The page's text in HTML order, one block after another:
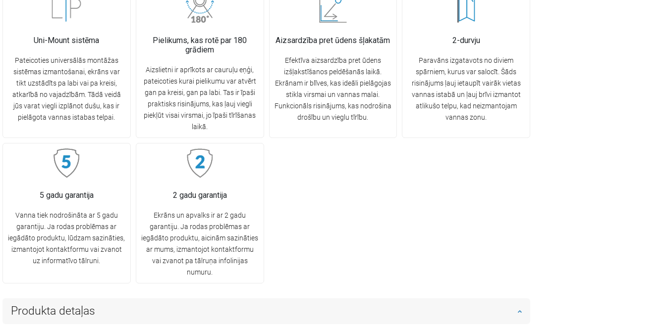
Uni-Mount sistēma
Pateicoties universālās montāžas
sistēmas izmantošanai, ekrāns var
tikt uzstādīts pa labi vai pa kreisi,
atkarībā no vajadzībām. Tādā veidā
jūs varat viegli izplānot dušu, kas ir
pielāgota vannas istabas telpai.
Pielikums, kas rotē par 180
grādiem
Aizslietni ir aprīkots ar cauruļu eņģi,
pateicoties kurai pielikumu var atvērt
gan pa kreisi, gan pa labi. Tas ir īpaši
praktisks risinājums, kas ļauj viegli
piekļūt visai virsmai, jo īpaši tīrīšanas
laikā.
Aizsardzība pret ūdens šļakatām
Efektīva aizsardzība pret ūdens
izšļakstīšanos peldēšanās laikā.
Ekrānam ir blīves, kas ideāli pielāgojas
stikla virsmai un vannas malai.
Funkcionāls risinājums, kas nodrošina
drošību un vieglu tīrību.
2-durvju
Paravāns izgatavots no diviem
spārniem, kurus var salocīt. Šāds
risinājums ļauj ietaupīt vairāk vietas
vannas istabā un ļauj brīvi izmantot
atlikušo telpu, kad neizmantojam
vannas zonu.
5 gadu garantija
Vanna tiek nodrošināta ar 5 gadu
garantiju. Ja rodas problēmas ar
iegādāto produktu, lūdzam sazināties,
izmantojot kontaktformu vai zvanot
uz informatīvo tālruni.
2 gadu garantija
Ekrāns un apvalks ir ar 2 gadu
garantiju. Ja rodas problēmas ar
iegādāto produktu, aicinām sazināties
ar mums, izmantojot kontaktformu
vai zvanot pa tālruņa infolinijas
numuru.
Produkta detaļas